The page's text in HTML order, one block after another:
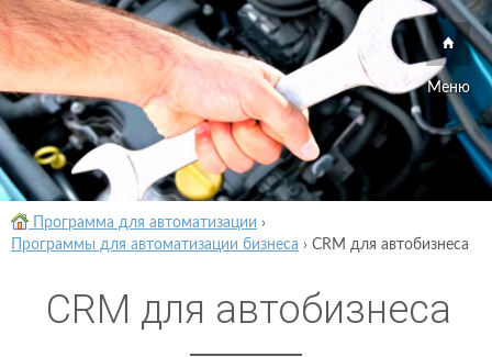
Меню
Программа для автоматизации ›
Программы для автоматизации бизнеса › CRM для автобизнеса
CRM для автобизнеса